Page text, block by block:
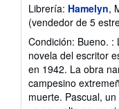
Librería: Hamelyn,
(vendedor de 5
Condición: Bueno. :
novela del escritor
en 1942. La obra
campesino
muerte. Pascual,